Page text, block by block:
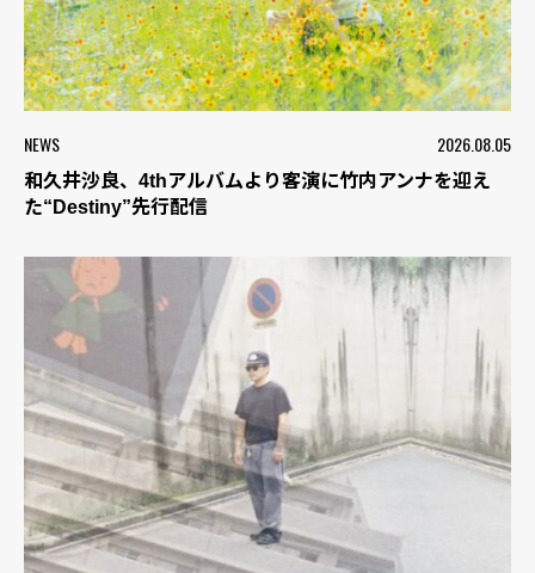
NEWS 2026.08.05
和久井沙良、4thアルバムより客演に竹内アンナを迎え
た“Destiny”先行配信